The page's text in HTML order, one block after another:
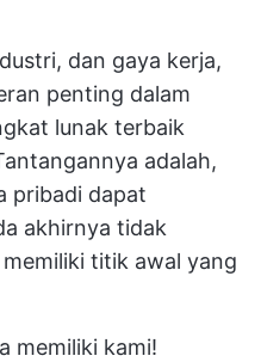
dan gaya kerja,
penting dalam
lunak terbaik
adalah,
pribadi dapat
akhirnya tidak
titik awal yang
memiliki kami!